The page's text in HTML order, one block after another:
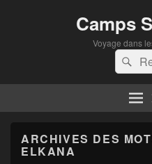
Camps
Voyage dans
ARCHIVES DES
ELKANA